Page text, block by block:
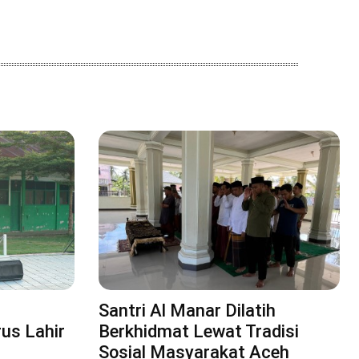
Lahir
Santri Al Manar Dilatih
Berkhidmat Lewat Tradisi
Sosial Masyarakat Aceh